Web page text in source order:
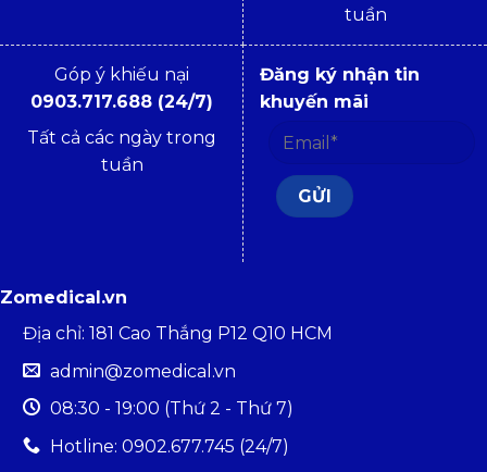
tuần
Góp ý khiếu nại
0903.717.688 (24/7)
Tất cả các ngày trong
tuần
Đăng ký nhận tin
khuyến mãi
Zomedical.vn
Địa chỉ: 181 Cao Thắng P12 Q10 HCM
admin@zomedical.vn
08:30 - 19:00 (Thứ 2 - Thứ 7)
Hotline: 0902.677.745 (24/7)